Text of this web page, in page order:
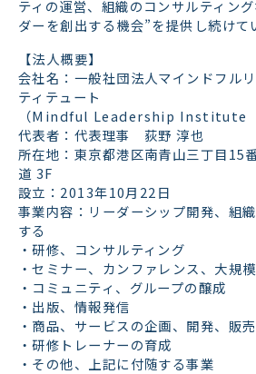
ティの運営、組織のコンサルティン
ダーを創出する機会”を提供し続けて
【法人概要】
会社名：一般社団法人マインドフル
ティテュート
（Mindful Leadership Institute
代表者：代表理事 荻野 淳也
所在地：東京都港区南青山三丁目15
道 3F
設立：2013年10月22日
事業内容：リーダーシップ開発、組
する
・研修、コンサルティング
・セミナー、カンファレンス、大規
・コミュニティ、グループの醸成
・出版、情報発信
・商品、サービスの企画、開発、販売
・研修トレーナーの育成
・その他、上記に付随する事業